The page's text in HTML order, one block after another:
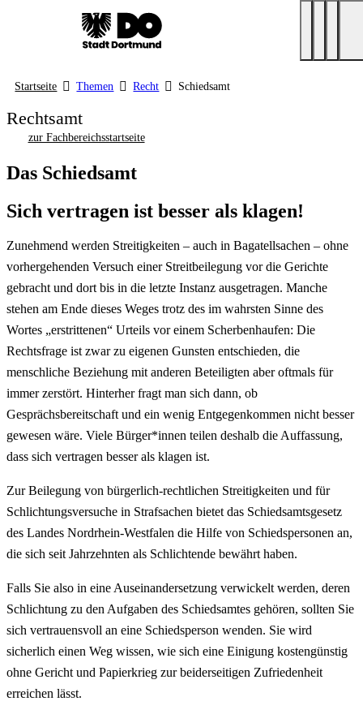
Startseite Themen Recht Schiedsamt
Rechtsamt
zur Fachbereichsstartseite
Das Schiedsamt
Sich vertragen ist besser als klagen!
Zunehmend werden Streitigkeiten – auch in Bagatellsachen – ohne
vorhergehenden Versuch einer Streitbeilegung vor die Gerichte
gebracht und dort bis in die letzte Instanz ausgetragen. Manche
stehen am Ende dieses Weges trotz des im wahrsten Sinne des
Wortes „erstrittenen“ Urteils vor einem Scherbenhaufen: Die
Rechtsfrage ist zwar zu eigenen Gunsten entschieden, die
menschliche Beziehung mit anderen Beteiligten aber oftmals für
immer zerstört. Hinterher fragt man sich dann, ob
Gesprächsbereitschaft und ein wenig Entgegenkommen nicht besser
gewesen wäre. Viele Bürger*innen teilen deshalb die Auffassung,
dass sich vertragen besser als klagen ist.
Zur Beilegung von bürgerlich-rechtlichen Streitigkeiten und für
Schlichtungsversuche in Strafsachen bietet das Schiedsamtsgesetz
des Landes Nordrhein-Westfalen die Hilfe von Schiedspersonen an,
die sich seit Jahrzehnten als Schlichtende bewährt haben.
Falls Sie also in eine Auseinandersetzung verwickelt werden, deren
Schlichtung zu den Aufgaben des Schiedsamtes gehören, sollten Sie
sich vertrauensvoll an eine Schiedsperson wenden. Sie wird
sicherlich einen Weg wissen, wie sich eine Einigung kostengünstig
ohne Gericht und Papierkrieg zur beiderseitigen Zufriedenheit
erreichen lässt.